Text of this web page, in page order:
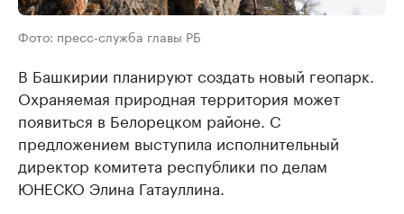
Фото: пресс-служба главы РБ
В Башкирии планируют создать новый геопарк.
Охраняемая природная территория может
появиться в Белорецком районе. С
предложением выступила исполнительный
директор комитета республики по делам
ЮНЕСКО Элина Гатауллина.